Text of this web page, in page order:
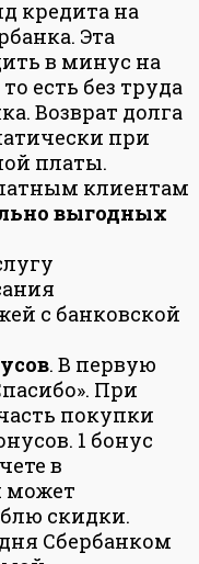
кредита на
Эта
в минус на
есть без труда
Возврат долга
при
платы.
клиентам
выгодных
с банковской
. В первую
При
покупки
1 бонус
в
может
скидки.
Сбербанком